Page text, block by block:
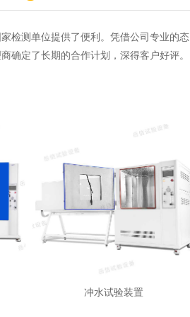
检测单位提供了便利。凭借公司专业的态
确定了长期的合作计划，深得客户好评。
冲水试验装置